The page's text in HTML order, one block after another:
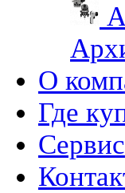
О
Где
Сервис